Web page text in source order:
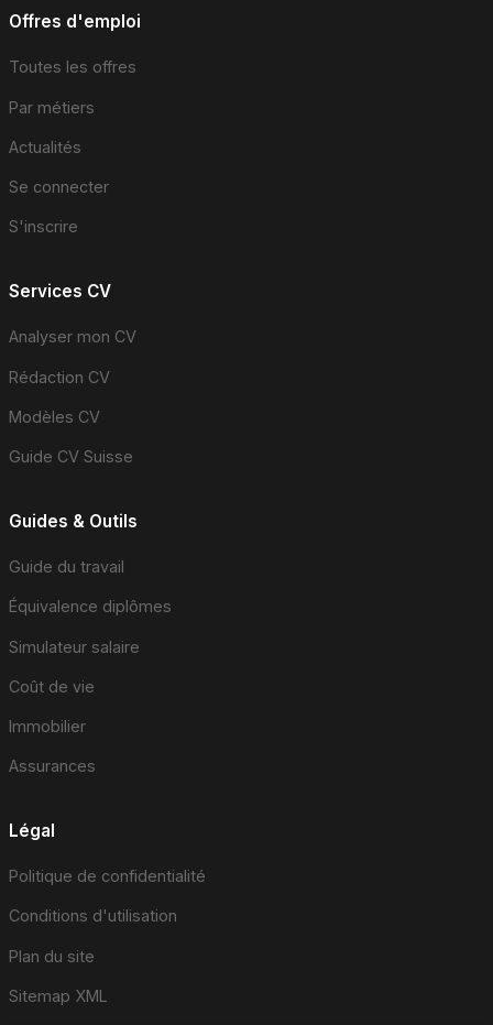
Offres d'emploi
Toutes les offres
Par métiers
Actualités
Se connecter
S'inscrire
Services CV
Analyser mon CV
Rédaction CV
Modèles CV
Guide CV Suisse
Guides & Outils
Guide du travail
Équivalence diplômes
Simulateur salaire
Coût de vie
Immobilier
Assurances
Légal
Politique de confidentialité
Conditions d'utilisation
Plan du site
Sitemap XML